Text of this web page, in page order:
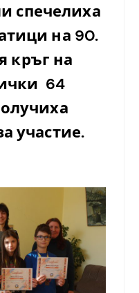
спечелиха
на 90.
кръг на
64
участие.